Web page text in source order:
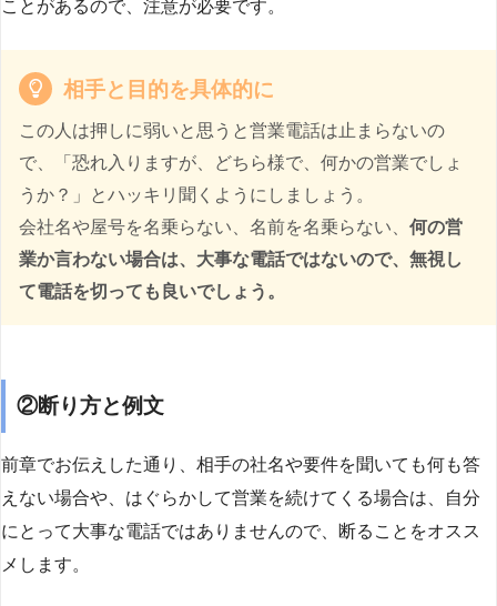
ことがあるので、注意が必要です。
相手と目的を具体的に
この人は押しに弱いと思うと営業電話は止まらないの
で、「恐れ入りますが、どちら様で、何かの営業でしょ
うか？」とハッキリ聞くようにしましょう。
会社名や屋号を名乗らない、名前を名乗らない、 何の営
業か言わない場合は、大事な電話ではないので、無視し
て電話を切っても良いでしょう。
②断り方と例文
前章でお伝えした通り、相手の社名や要件を聞いても何も答
えない場合や、はぐらかして営業を続けてくる場合は、自分
にとって大事な電話ではありませんので、断ることをオスス
メします。